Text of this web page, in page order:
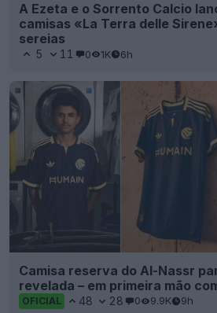
A Ezeta e o Sorrento Calcio
camisas «La Terra delle
sereias
5 11 0 1K 6h
Camisa reserva do Al-Nassr
revelada – em primeira mão
OFICIAL 48 28 0 9.9K 9h